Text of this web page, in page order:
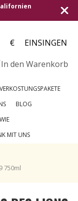
Versand in alle
€
EINSINGEN
In den Warenkorb
VERKOSTUNGSPAKETE
BLOG
MIT UNS
750ml